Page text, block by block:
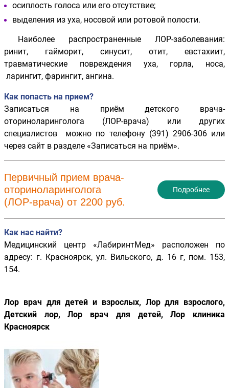
осиплость голоса или его отсутствие;
выделения из уха, носовой или ротовой полости.
Наиболее распространенные ЛОР-заболевания:
ринит, гайморит, синусит, отит, евстахиит,
травматические повреждения уха, горла, носа,
ларингит, фарингит, ангина.
Как попасть на прием?
Записаться на приём детского врача-
оториноларинголога (ЛОР-врача) или других
специалистов можно по телефону (391) 2906-306 или
через сайт в разделе «Записаться на приём».
Первичный прием врача-
оториноларинголога
(ЛОР-врача) от 2200 руб.
Подробнее
Как нас найти?
Медицинский центр «ЛабиринтМед» расположен по
адресу: г. Красноярск, ул. Вильского, д. 16 г, пом. 153,
154.
Лор врач для детей и взрослых, Лор для взрослого,
Детский лор, Лор врач для детей, Лор клиника
Красноярск